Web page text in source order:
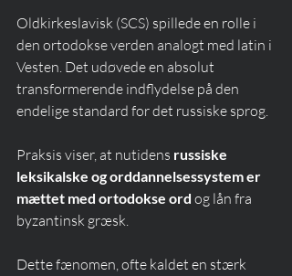
Oldkirkeslavisk (SCS) spillede en rolle i
den ortodokse verden analogt med latin i
Vesten. Det udøvede en absolut
transformerende indflydelse på den
endelige standard for det russiske sprog.
Praksis viser, at nutidens russiske
leksikalske og orddannelsessystem er
mættet med ortodokse ord og lån fra
byzantinsk græsk.
Dette fænomen, ofte kaldet en stærk